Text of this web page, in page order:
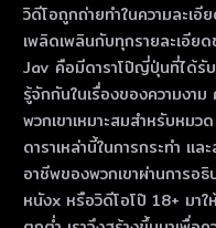
วิดีโอถูกถ่ายทําในความละเอี
เพลิดเพลินกับทุกรายละเอีย
Jav คือมีดาราโป๊ญี่ปุ่นที่ได้รั
รู้จักกันในเรื่องของความงาม
พวกเขาเหมาะสมสําหรับหม
ดาราเหล่านี้ในการกระทํา แล
อาชีพของพวกเขาผ่านการอธิ
หนังx หรือวิดีโอโป๊ 18+ มาใ